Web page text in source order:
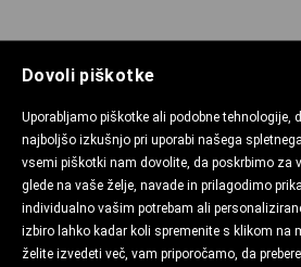
Dovoli piškotke
Uporabljamo piškotke ali podobne tehnologije,
najboljšo izkušnjo pri uporabi našega
vsemi piškotki nam dovolite, da poskrbimo za
glede na vaše želje, navade in prilagodimo
individualno vašim potrebam ali
izbiro lahko kadar koli spremenite s klikom na
želite izvedeti več, vam priporočamo, da